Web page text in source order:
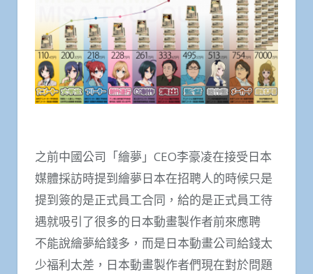
之前中國公司「繪夢」CEO李豪凌在接受日本
媒體採訪時提到繪夢日本在招聘人的時候只是
提到簽的是正式員工合同，給的是正式員工待
遇就吸引了很多的日本動畫製作者前來應聘
不能說繪夢給錢多，而是日本動畫公司給錢太
少福利太差，日本動畫製作者們現在對於問題